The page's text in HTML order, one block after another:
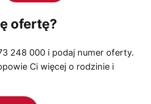
ofertę?
248 000 i podaj numer oferty.
Ci więcej o rodzinie i